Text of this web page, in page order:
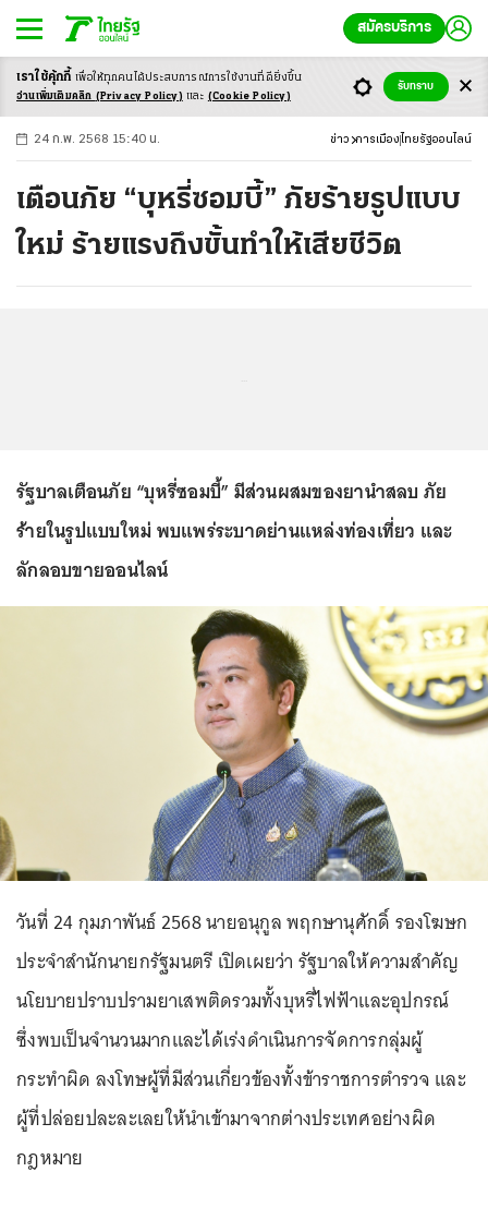
สมัครบริการ
-ก ก ก+
24 ก.พ. 2568 15:40 น. ข่าว การเมือง ไทยรัฐออนไลน์
เตือนภัย “บุหรี่ซอมบี้” ภัยร้ายรูปแบบ
ใหม่ ร้ายแรงถึงขั้นทำให้เสียชีวิต
รัฐบาลเตือนภัย “บุหรี่ซอมบี้” มีส่วนผสมของยานำสลบ ภัย
ร้ายในรูปแบบใหม่ พบแพร่ระบาดย่านแหล่งท่องเที่ยว และ
ลักลอบขายออนไลน์
วันที่ 24 กุมภาพันธ์ 2568 นายอนุกูล พฤกษานุศักดิ์ รองโฆษก
ประจำสำนักนายกรัฐมนตรี เปิดเผยว่า รัฐบาลให้ความสำคัญ
นโยบายปราบปรามยาเสพติดรวมทั้งบุหรี่ไฟฟ้าและอุปกรณ์
ซึ่งพบเป็นจำนวนมากและได้เร่งดำเนินการจัดการกลุ่มผู้
กระทำผิด ลงโทษผู้ที่มีส่วนเกี่ยวข้องทั้งข้าราชการตำรวจ และ
ผู้ที่ปล่อยปละละเลยให้นำเข้ามาจากต่างประเทศอย่างผิด
กฎหมาย
เราใช้คุ้กกี้ เพื่อให้ทุกคนได้ประสบการณ์การใช้งานที่ดียิ่งขึ้น
อ่านเพิ่มเติมคลิก (Privacy Policy) และ (Cookie Policy)
รับทราบ